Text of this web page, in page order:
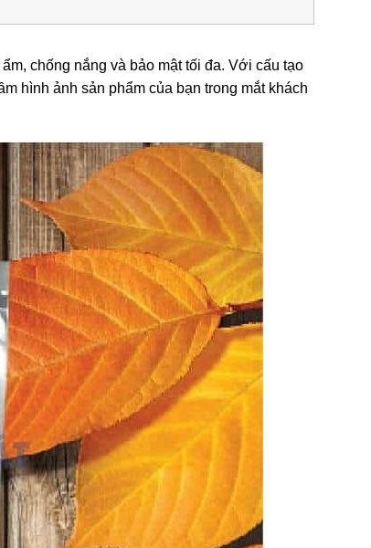
chống nắng và bảo mật tối đa. Với cấu tạo
hình ảnh sản phẩm của bạn trong mắt khách